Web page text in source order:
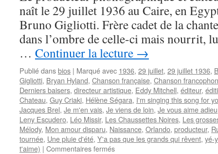
naît le 29 juillet 1936 au Caire, en
Bruno Gigliotti. Frère cadet de la
dans l’ombre de celle-ci mais nourrit,
… Continuer la lecture →
Publié dansbios | Marqué avec 1936, 29 juillet, 29 juillet 1936,
Gigliotti, Bryan Hyland, Chanson française, Chanson
Derniers baisers, directeur artistique, Eddy Mitchell, éditeur,
Chateau, Guy Criaki, Hélène Ségara, I'm singing this song for
Jacques Brel, Je m'en vais, Je viens de loin, Je vous aime adieu
Leny Escudero, Léo Missir, Les Chaussettes Noires, Les
Mélody, Mon amour disparu, Naissance, Orlando, producteur,
tournée, Une pluie d'été, Y'a pas que les grands qui rêvent, yé-
t'aime) | Commentaires ferméssur